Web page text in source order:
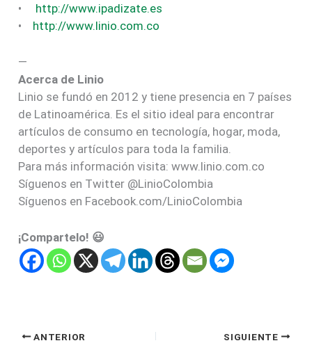
• http://www.ipadizate.es
• http://www.linio.com.co
—
Acerca de Linio
Linio se fundó en 2012 y tiene presencia en 7 países
de Latinoamérica. Es el sitio ideal para encontrar
artículos de consumo en tecnología, hogar, moda,
deportes y artículos para toda la familia.
Para más información visita: www.linio.com.co
Síguenos en Twitter @LinioColombia
Síguenos en Facebook.com/LinioColombia
¡Compartelo! 😃
ANTERIOR SIGUIENTE